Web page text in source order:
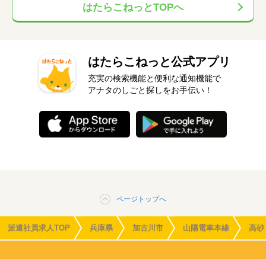
はたらこねっとTOPへ
はたらこねっと公式アプリ
充実の検索機能と便利な通知機能で
アナタのしごと探しをお手伝い！
ページトップへ
派遣社員求人TOP 兵庫県 加古川市 山陽電車本線 高砂